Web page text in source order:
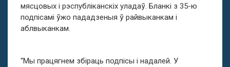
мясцовых і рэспубліканскіх уладаў. Бланкі з 35-ю
подпісамі ўжо пададзеныя ў райвыканкам і
аблвыканкам.
“Мы працягнем збіраць подпісы і надалей. У